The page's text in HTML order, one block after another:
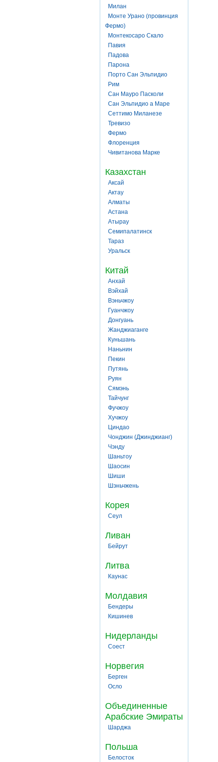
Милан
Монте Урано (провинция
Фермо)
Монтекосаро Скало
Павия
Падова
Парона
Порто Сан Эльпидио
Рим
Сан Мауро Пасколи
Сан Эльпидио а Маре
Сеттимо Миланезе
Тревизо
Фермо
Флоренция
Чивитанова Марке
Казахстан
Аксай
Актау
Алматы
Астана
Атырау
Семипалатинск
Тараз
Уральск
Китай
Анхай
Вэйхай
Вэньчжоу
Гуанчжоу
Донгуань
Жанджиаганге
Куньшань
Наньнин
Пекин
Путянь
Руян
Сямэнь
Тайчунг
Фучжоу
Хучжоу
Циндао
Чонджин (Джинджианг)
Чэнду
Шаньтоу
Шаосин
Шиши
Шэньчжень
Корея
Сеул
Ливан
Бейрут
Литва
Каунас
Молдавия
Бендеры
Кишинев
Нидерланды
Соест
Норвегия
Берген
Осло
Объединенные
Арабские Эмираты
Шарджа
Польша
Белосток